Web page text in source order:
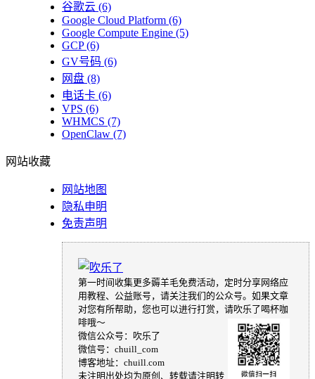
谷歌云 (6)
Google Cloud Platform (6)
Google Compute Engine (5)
GCP(6)
GV号码 (6)
网盘 (8)
电话卡 (6)
VPS (6)
WHMCS (7)
OpenClaw (7)
网站收藏
网站地图
隐私申明
免责声明
第一时间收集更多薅羊毛免费活动，定时分享网络应
用教程、公益账号，请关注我们的公众号。如果文章
对您有所帮助，您也可以进行打赏，请吹乐了喝杯咖
啡哦～
微信公众号：吹乐了
微信号：chuill_com
博客地址：chuill.com
未注明出处均为原创、转载请注明转